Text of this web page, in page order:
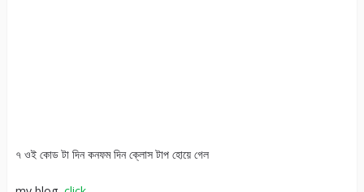
৭ ওই কোড টা দিন কনফম দিন ক্লোস টাপ হোয়ে গেল